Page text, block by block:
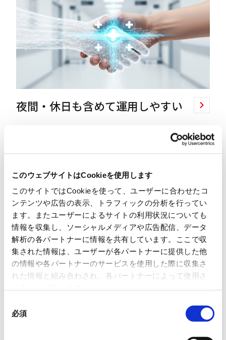
このウェブサイトはCookieを使用します
このサイトではCookieを使って、ユーザーに合わせたコ
ンテンツや広告の表示、トラフィックの分析を行ってい
ます。またユーザーによるサイトの利用状況についても
情報を収集し、ソーシャルメディアや広告配信、データ
解析の各パートナーに情報を共有しています。ここで収
集された情報は、ユーザーが各パートナーに提供した他
の情報や各パートナーのサービスを使用した際に収集さ
れた情報と組み合わされ、各パートナーによって使用さ
必須
夜間・休日も含めて運用しやすい
POINT1
エレベーター連携工事不要
搬送ロボット「GAEMI（ゲミ）」はAI制御とアームによ
り、エレベーターの操作パネル（呼び／行先）をロボット
自身が直接押下して乗降します。そのためエレベーターと
の通信連携工事が不要で、搬送ロボット導入までのリード
タイム短縮と導入コスト削減に繋がります。